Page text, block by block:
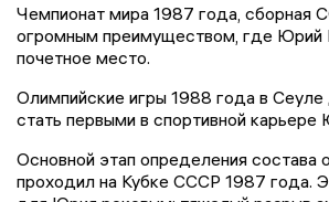
Чемпионат мира 1987 года, сборная
огромным преимуществом, где Юрий
почетное место.
Олимпийские игры 1988 года в
стать первыми в спортивной карьере
Основной этап определения состава
проходил на Кубке СССР 1987 года.